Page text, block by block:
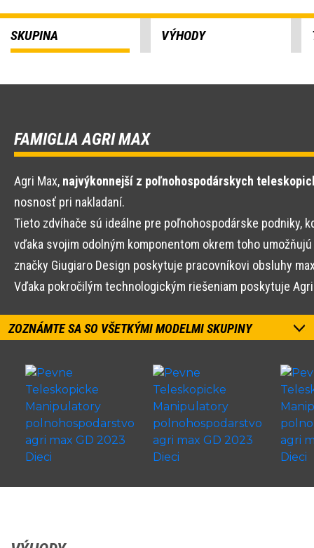
SKUPINA VÝHODY
FAMIGLIA AGRI MAX
Agri Max, najvýkonnejší z poľnohospodárskych
nosnosť pri nakladaní.
Tieto zdvíhače sú ideálne pre poľnohospodárske podniky,
vďaka svojim odolným komponentom okrem toho
značky Giugiaro Design poskytuje pracovníkovi obsluhy
Vďaka pokročilým technologickým riešeniam poskytuje
ZOZNÁMTE SA SO VŠETKÝMI MODELMI SKUPINY